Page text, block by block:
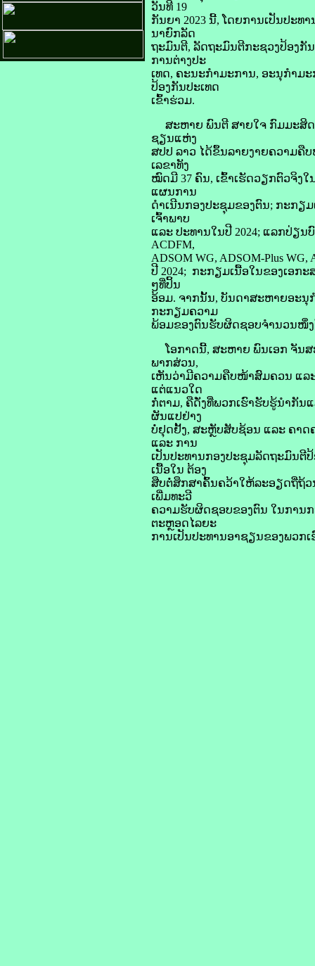
ວັນທີ 19
ກັນຍາ 2023 ນີ້, ໂດຍການເປັນປະ
ນາຍົກລັດ
ຖະມົນຕີ, ລັດຖະມົນຕີກະຊວງປ້ອງກັ
ການຕ່າງປະ
ເທດ, ຄະນະກຳມະການ, ອະນຸກຳມ
ປ້ອງກັນປະເທດ
ເຂົ້າຮ່ວມ.
ສະຫາຍ ພົນຕີ ສາຍໃຈ ກົມມະສິດ
ຊຽນແຫ່ງ
ສປປ ລາວ ໄດ້ຂຶ້ນລາຍງາຍຄວາມຄື
ເລຂາທັງ
ໝົດມີ 37 ຄົນ, ເຂົ້າເຮັດວຽກຕົວຈິ
ແຜນການ
ດຳເນີນກອງປະຊຸມຂອງຕົນ; ກະກຽ
ເຈົ້າພາບ
ແລະ ປະທານໃນປີ 2024; ແລກປ່ຽ
ACDFM,
ADSOM WG, ADSOM-Plus
ປີ 2024; ກະກຽມເນື້ອໃນຂອງເອກ
ໆທີ່ປິ້ນ
ອ້ອມ. ຈາກນັ້ນ, ບັນດາສະຫາຍອະ
ກະກຽມຄວາມ
ພ້ອມຂອງຕົນຮັບຜິດຊອບຈໍານວນໜຶ່
ໂອກາດນີ້, ສະຫາຍ ພົນເອກ ຈັນ
ພາກສ່ວນ,
ເຫັນວ່າມີຄວາມຄືບໜ້າສົມຄວນ ແລ
ແຕ່ແນວໃດ
ກໍ່ຕາມ, ຄືດັ່ງທີ່ພວກເຮົາຮັບຮູ້ນໍາກັນ
ຜັນແປຢ່າງ
ບໍ່ຢຸດຢັ້ງ, ສະຫຼັບສັບຊ້ອນ ແລະ ຄາດ
ແລະ ການ
ເປັນປະທານກອງປະຊຸມລັດຖະມົນຕີ
ເນື້ອໃນ ຕ້ອງ
ສືບຕໍ່ສຶກສາຄົ້ນຄວ້າໃຫ້ລະອຽດຖີ່ຖ້ວ
ເພີ່ມທະວີ
ຄວາມຮັບຜິດຊອບຂອງຕົນ ໃນການ
ຕະຫຼອດໄລຍະ
ການເປັນປະທານອາຊຽນຂອງພວກເ